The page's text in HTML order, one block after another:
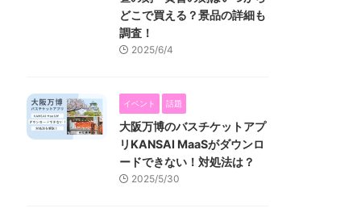
どこで買える？景品の詳細も
調査！
2025/6/4
イベント 話題
大阪万博のバスチケットアプ
リKANSAI MaaSがダウンロ
ードできない！対処法は？
2025/5/30